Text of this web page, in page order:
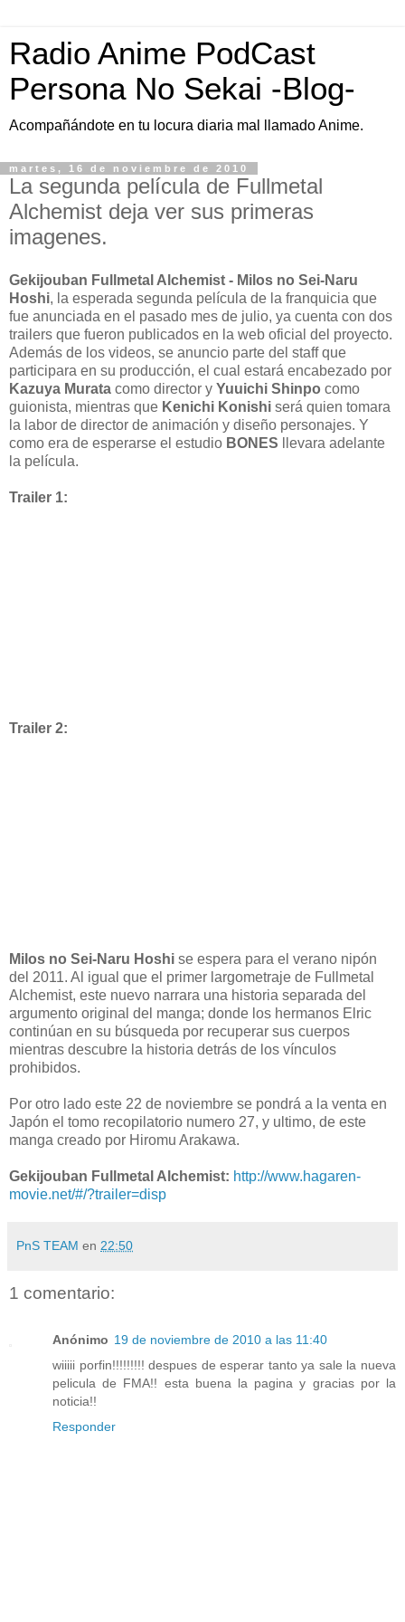
Radio Anime PodCast
Persona No Sekai -Blog-
Acompañándote en tu locura diaria mal llamado Anime.
martes, 16 de noviembre de 2010
La segunda película de Fullmetal
Alchemist deja ver sus primeras
imagenes.
Gekijouban Fullmetal Alchemist - Milos no Sei-Naru
Hoshi, la esperada segunda película de la franquicia que
fue anunciada en el pasado mes de julio, ya cuenta con dos
trailers que fueron publicados en la web oficial del proyecto.
Además de los videos, se anuncio parte del staff que
participara en su producción, el cual estará encabezado por
Kazuya Murata como director y Yuuichi Shinpo como
guionista, mientras que Kenichi Konishi será quien tomara
la labor de director de animación y diseño personajes. Y
como era de esperarse el estudio BONES llevara adelante
la película.
Trailer 1:
Trailer 2:
Milos no Sei-Naru Hoshi se espera para el verano nipón
del 2011. Al igual que el primer largometraje de Fullmetal
Alchemist, este nuevo narrara una historia separada del
argumento original del manga; donde los hermanos Elric
continúan en su búsqueda por recuperar sus cuerpos
mientras descubre la historia detrás de los vínculos
prohibidos.
Por otro lado este 22 de noviembre se pondrá a la venta en
Japón el tomo recopilatorio numero 27, y ultimo, de este
manga creado por Hiromu Arakawa.
Gekijouban Fullmetal Alchemist: http://www.hagaren-
movie.net/#/?trailer=disp
PnS TEAM en 22:50
1 comentario:
Anónimo 19 de noviembre de 2010 a las 11:40
wiiiii porfin!!!!!!!!! despues de esperar tanto ya sale la nueva
pelicula de FMA!! esta buena la pagina y gracias por la
noticia!!
Responder